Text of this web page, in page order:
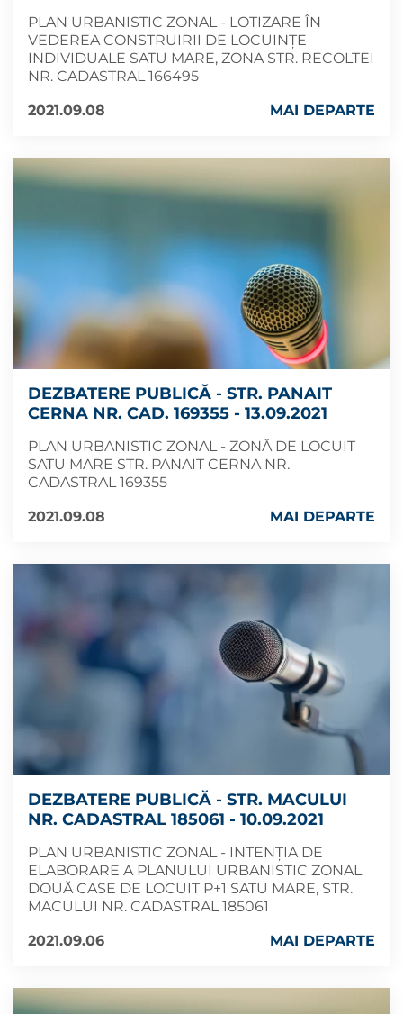
PLAN URBANISTIC ZONAL - LOTIZARE ÎN
VEDEREA CONSTRUIRII DE LOCUINȚE
INDIVIDUALE SATU MARE, ZONA STR. RECOLTEI
NR. CADASTRAL 166495
2021.09.08
MAI DEPARTE
DEZBATERE PUBLICĂ - STR. PANAIT
CERNA NR. CAD. 169355 - 13.09.2021
PLAN URBANISTIC ZONAL - ZONĂ DE LOCUIT
SATU MARE STR. PANAIT CERNA NR.
CADASTRAL 169355
2021.09.08
MAI DEPARTE
DEZBATERE PUBLICĂ - STR. MACULUI
NR. CADASTRAL 185061 - 10.09.2021
PLAN URBANISTIC ZONAL - INTENŢIA DE
ELABORARE A PLANULUI URBANISTIC ZONAL
DOUĂ CASE DE LOCUIT P+1 SATU MARE, STR.
MACULUI NR. CADASTRAL 185061
2021.09.06
MAI DEPARTE